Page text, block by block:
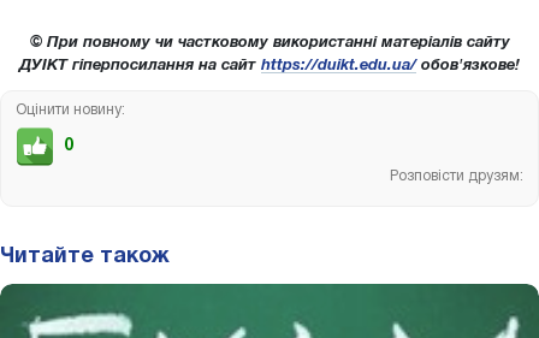
© При повному чи частковому використанні матеріалів сайту
ДУІКТ гіперпосилання на сайт https://duikt.edu.ua/обов'язкове!
Оцінити новину:
0
Розповісти друзям:
Читайте також